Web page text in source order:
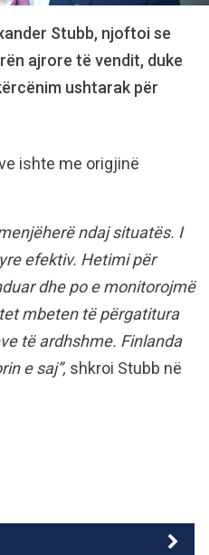
Stubb, njoftoi se
ajrore të vendit, duke
ushtarak për
ishte me origjinë
ndaj situatës. I
efektiv. Hetimi për
dhe po e monitorojmë
mbeten të përgatitura
të ardhshme. Finlanda
e saj”, shkroi Stubb në